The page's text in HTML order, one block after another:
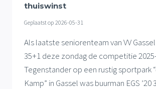
thuiswinst
Geplaatst op 2026-05-31
Als laatste seniorenteam van VV
35+1 deze zondag de competitie
Tegenstander op een rustig sportpark
Kamp” in Gassel was buurman EGS